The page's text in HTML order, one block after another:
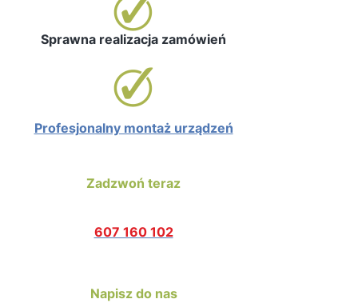
Sprawna realizacja zamówień
Profesjonalny montaż urządzeń
Zadzwoń teraz
607 160 102
Napisz do nas